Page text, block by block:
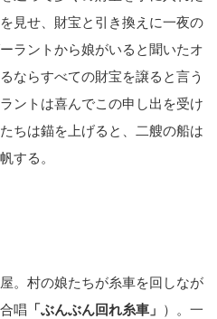
見せ、財宝と引き換えに一夜の
ラントから娘がいると聞いたオ
ならすべての財宝を譲ると言う
ントは喜んでこの申し出を受け
ちは錨を上げると、二艘の船は
する。
。村の娘たちが糸車を回しなが
唱 「ぶんぶん回れ糸車」 ）。一